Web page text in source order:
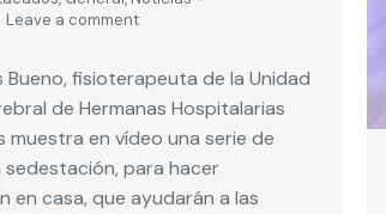
Leave a comment
Bueno, fisioterapeuta de la Unidad
de Hermanas Hospitalarias
muestra en vídeo una serie de
sedestación, para hacer
en casa, que ayudarán a las